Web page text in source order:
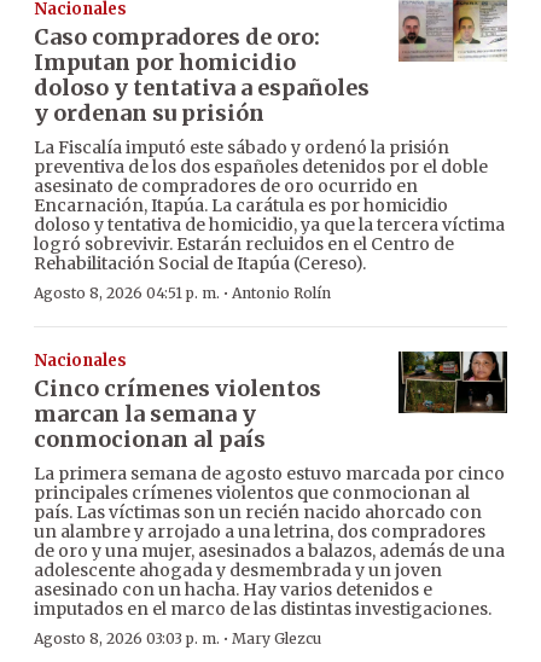
Nacionales
Caso compradores de oro:
Imputan por homicidio
doloso y tentativa a españoles
y ordenan su prisión
La Fiscalía imputó este sábado y ordenó la prisión
preventiva de los dos españoles detenidos por el doble
asesinato de compradores de oro ocurrido en
Encarnación, Itapúa. La carátula es por homicidio
doloso y tentativa de homicidio, ya que la tercera víctima
logró sobrevivir. Estarán recluidos en el Centro de
Rehabilitación Social de Itapúa (Cereso).
Agosto 8, 2026 04:51 p. m. · Antonio Rolín
Nacionales
Cinco crímenes violentos
marcan la semana y
conmocionan al país
La primera semana de agosto estuvo marcada por cinco
principales crímenes violentos que conmocionan al
país. Las víctimas son un recién nacido ahorcado con
un alambre y arrojado a una letrina, dos compradores
de oro y una mujer, asesinados a balazos, además de una
adolescente ahogada y desmembrada y un joven
asesinado con un hacha. Hay varios detenidos e
imputados en el marco de las distintas investigaciones.
Agosto 8, 2026 03:03 p. m. · Mary Glezcu